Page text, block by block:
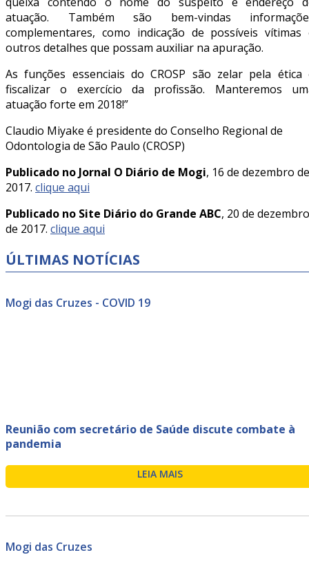
atuação. Também são bem-vindas
complementares, como indicação de possíveis vítimas
outros detalhes que possam auxiliar na apuração.
As funções essenciais do CROSP são zelar pela ética
fiscalizar o exercício da profissão. Manteremos
atuação forte em 2018!”
Claudio Miyake é presidente do Conselho Regional de
Odontologia de São Paulo (CROSP)
Publicado no Jornal O Diário de Mogi, 16 de dezembro de
2017. clique aqui
Publicado no Site Diário do Grande ABC, 20 de dezembro
de 2017. clique aqui
ÚLTIMAS NOTÍCIAS
Mogi das Cruzes - COVID 19
Reunião com secretário de Saúde discute combate à
pandemia
LEIA MAIS
Mogi das Cruzes